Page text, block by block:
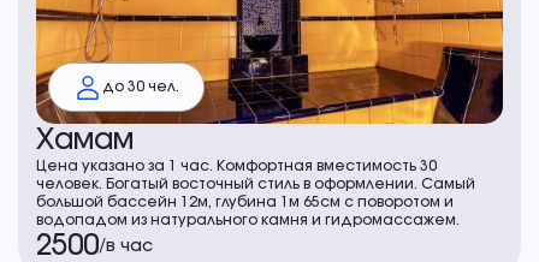
до 30 чел.
Хамам
Цена указано за 1 час. Комфортная вместимость 30
человек. Богатый восточный стиль в оформлении. Самый
большой бассейн 12м, глубина 1м 65см с поворотом и
водопадом из натурального камня и гидромассажем.
2500/в час